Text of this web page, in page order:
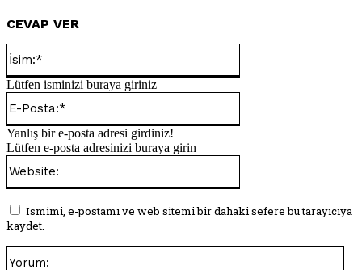
CEVAP VER
Lütfen isminizi buraya giriniz
Yanlış bir e-posta adresi girdiniz!
Lütfen e-posta adresinizi buraya girin
Ismimi, e-postamı ve web sitemi bir dahaki sefere bu tarayıcıya
kaydet.